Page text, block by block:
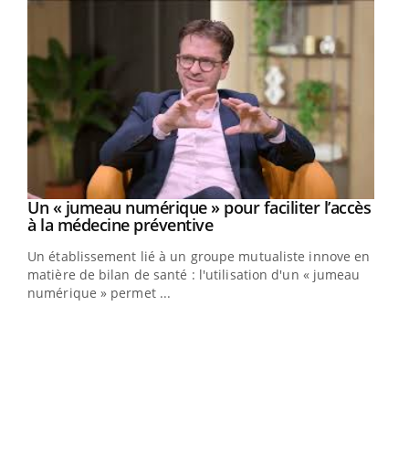
Youtube
Un « jumeau numérique » pour faciliter l’accès
à la médecine préventiveYoutube
Un établissement lié à un groupe mutualiste innove en
matière de bilan de santé : l'utilisation d'un « jumeau
numérique » permet ...
Youtube
COUP DE FOOD sur le diabèteYoutube
Coup de food sur le diabète, c'est votre nouveau rendez-
vous culinaire qui bouscule les idées reçues ! Dans cet
épisode, une ...